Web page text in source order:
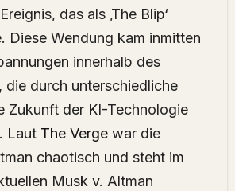
das als ‚The Blip‘
Diese Wendung kam inmitten
innerhalb des
die durch unterschiedliche
Zukunft der KI-Technologie
Laut The Vergewar die
chaotisch und steht im
Musk v. Altman